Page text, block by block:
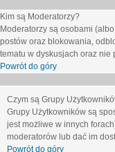
Kim są Moderatorzy?
Moderatorzy są osobami
postów oraz blokowania,
tematu w dyskusjach oraz nie
Powrót do góry
Czym są Grupy
Grupy Użytkowników są
jest możliwe w innych
moderatorów lub dać im
Powrót do góry